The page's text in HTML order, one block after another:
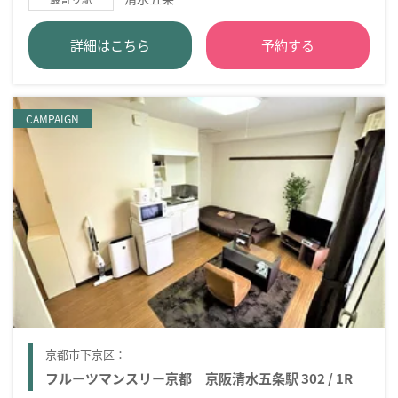
詳細はこちら 予約する
CAMPAIGN
京都市下京区：
フルーツマンスリー京都 京阪清水五条駅 302 / 1R